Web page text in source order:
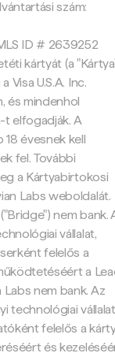
szám:
ID # 2639252
kártyát (a
Visa U.S.A. Inc.
és mindenhol
t elfogadják. A
évesnek kell
fel. További
a Kártyabirtokosi
Labs weboldalát.
nem bank.
vállalat,
felelős a
a
Labs nem bank. Az
technológiai
felelős a
és